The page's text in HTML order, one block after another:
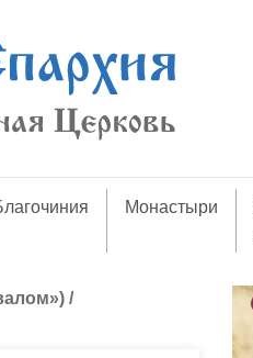
Монастыри
/